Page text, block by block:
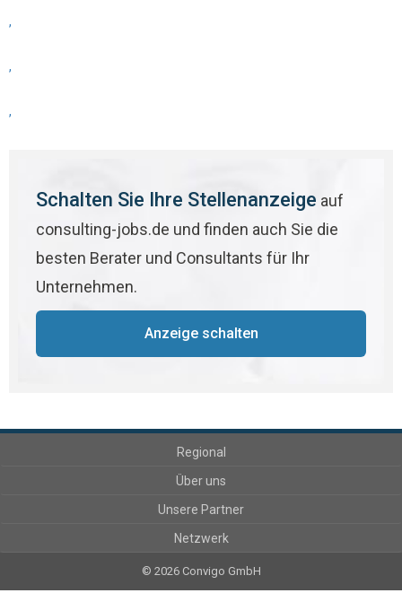
,
,
,
Schalten Sie Ihre Stellenanzeige auf
consulting-jobs.de und finden auch Sie die
besten Berater und Consultants für Ihr
Unternehmen.
Anzeige schalten
Regional
Über uns
Unsere Partner
Netzwerk
© 2026 Convigo GmbH